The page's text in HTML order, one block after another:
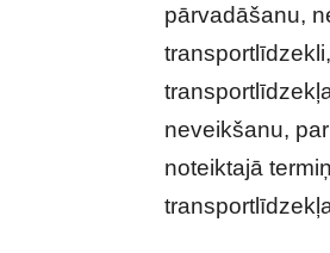
pārvadāšanu,
neveikšanu,
noteiktajā